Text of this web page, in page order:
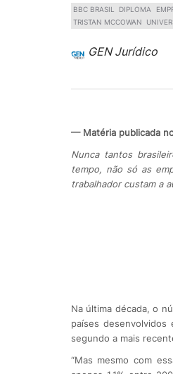
BBC BRASIL DIPLOMA
TRISTAN MCCOWAN
GEN Jurídico
— Matéria publicada
Nunca tantos
tempo, não só as
trabalhador custam a
Na última década, o
países
segundo a mais
“Mas mesmo com